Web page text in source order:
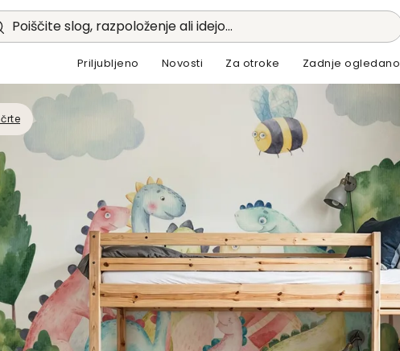
Poiščite slog, razpoloženje ali idejo...
Priljubljeno Novosti Za otroke Zadnje ogledano